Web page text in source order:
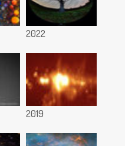
2022
2019